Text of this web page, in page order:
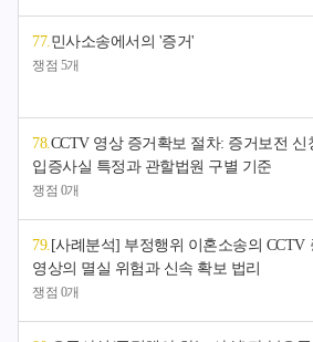
77.민사소송에서의 '증거'
쟁점 5개
78.CCTV 영상 증거확보 절차: 증거보전 신
입증사실 특정과 관할법원 구별 기준
쟁점 0개
79. [사례분석] 부정행위 이혼소송의 CCTV
영상의 멸실 위험과 신속 확보 법리
쟁점 0개